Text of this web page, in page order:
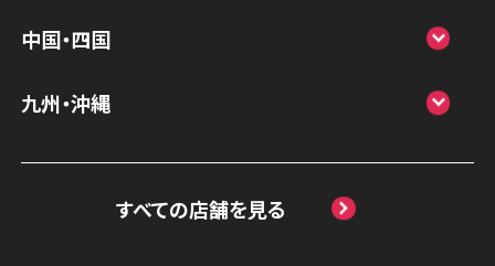
スマホスピタル 熊谷
郷
スマホスピタル埼玉大宮
スマホスピタル テルル蒲生
スマホスピタル 藤枝
スマホスピタル名古屋駅前
スマホスピタル名古屋金山
スマホスピタル 大阪梅田
か）
スマホスピタル京橋
スマホスピタル by デジホ天王寺ミオ
中国・四国
スマホスピタル 松江
九州・沖縄
すべての店舗を見る